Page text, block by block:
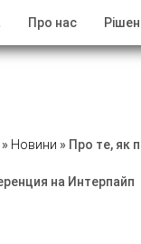
Про нас
» Новини » Про те, як